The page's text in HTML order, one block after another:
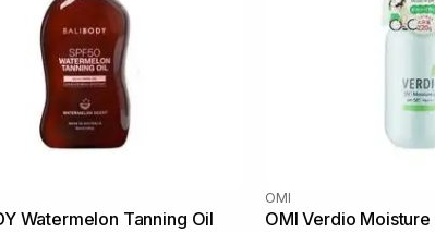
Watermelon Tanning Oil
OMI
OMI Verdio